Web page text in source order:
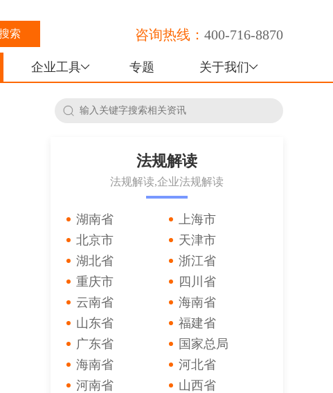
咨询热线： 400-716-8870
企业工具 专题 关于我们
法规解读
法规解读,企业法规解读
湖南省
上海市
北京市
天津市
湖北省
浙江省
重庆市
四川省
云南省
海南省
山东省
福建省
广东省
国家总局
海南省
河北省
河南省
山西省